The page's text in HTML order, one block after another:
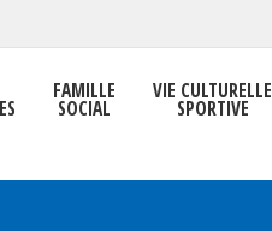
FAMILLE
SOCIAL
VIE CULTURELLE
SPORTIVE